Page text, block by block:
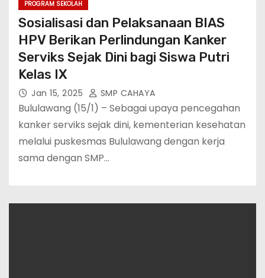
PROGRAM SEKOLAH
Sosialisasi dan Pelaksanaan BIAS
HPV Berikan Perlindungan Kanker
Serviks Sejak Dini bagi Siswa Putri
Kelas IX
Jan 15, 2025 SMP CAHAYA
Bululawang (15/1) – Sebagai upaya pencegahan
kanker serviks sejak dini, kementerian kesehatan
melalui puskesmas Bululawang dengan kerja
sama dengan SMP…